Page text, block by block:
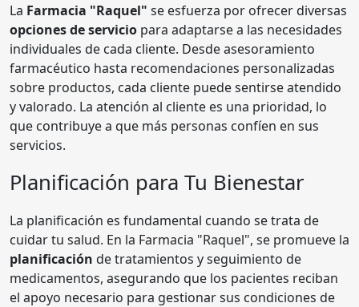
La Farmacia "Raquel" se esfuerza por ofrecer diversas
opciones de servicio para adaptarse a las necesidades
individuales de cada cliente. Desde asesoramiento
farmacéutico hasta recomendaciones personalizadas
sobre productos, cada cliente puede sentirse atendido
y valorado. La atención al cliente es una prioridad, lo
que contribuye a que más personas confíen en sus
servicios.
Planificación para Tu Bienestar
La planificación es fundamental cuando se trata de
cuidar tu salud. En la Farmacia "Raquel", se promueve la
planificación de tratamientos y seguimiento de
medicamentos, asegurando que los pacientes reciban
el apoyo necesario para gestionar sus condiciones de